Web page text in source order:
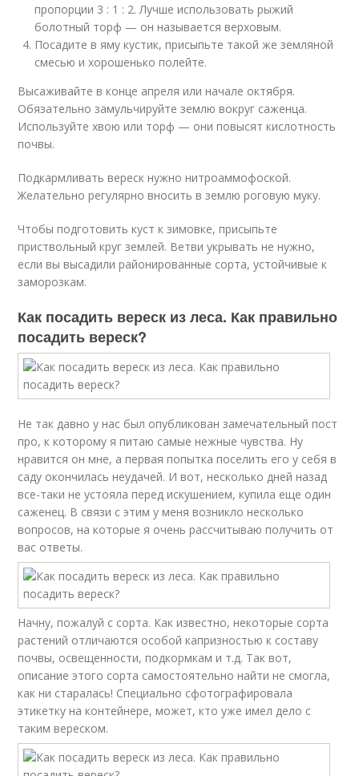
пропорции 3 : 1 : 2. Лучше использовать рыжий
болотный торф — он называется верховым.
Посадите в яму кустик, присыпьте такой же земляной
смесью и хорошенько полейте.
Высаживайте в конце апреля или начале октября.
Обязательно замульчируйте землю вокруг саженца.
Используйте хвою или торф — они повысят кислотность
почвы.
Подкармливать вереск нужно нитроаммофоской.
Желательно регулярно вносить в землю роговую муку.
Чтобы подготовить куст к зимовке, присыпьте
приствольный круг землей. Ветви укрывать не нужно,
если вы высадили районированные сорта, устойчивые к
заморозкам.
Как посадить вереск из леса. Как правильно
посадить вереск?
Не так давно у нас был опубликован замечательный пост
про, к которому я питаю самые нежные чувства. Ну
нравится он мне, а первая попытка поселить его у себя в
саду окончилась неудачей. И вот, несколько дней назад
все-таки не устояла перед искушением, купила еще один
саженец. В связи с этим у меня возникло несколько
вопросов, на которые я очень рассчитываю получить от
вас ответы.
Начну, пожалуй с сорта. Как известно, некоторые сорта
растений отличаются особой капризностью к составу
почвы, освещенности, подкормкам и т.д. Так вот,
описание этого сорта самостоятельно найти не смогла,
как ни старалась! Специально сфотографировала
этикетку на контейнере, может, кто уже имел дело с
таким вереском.